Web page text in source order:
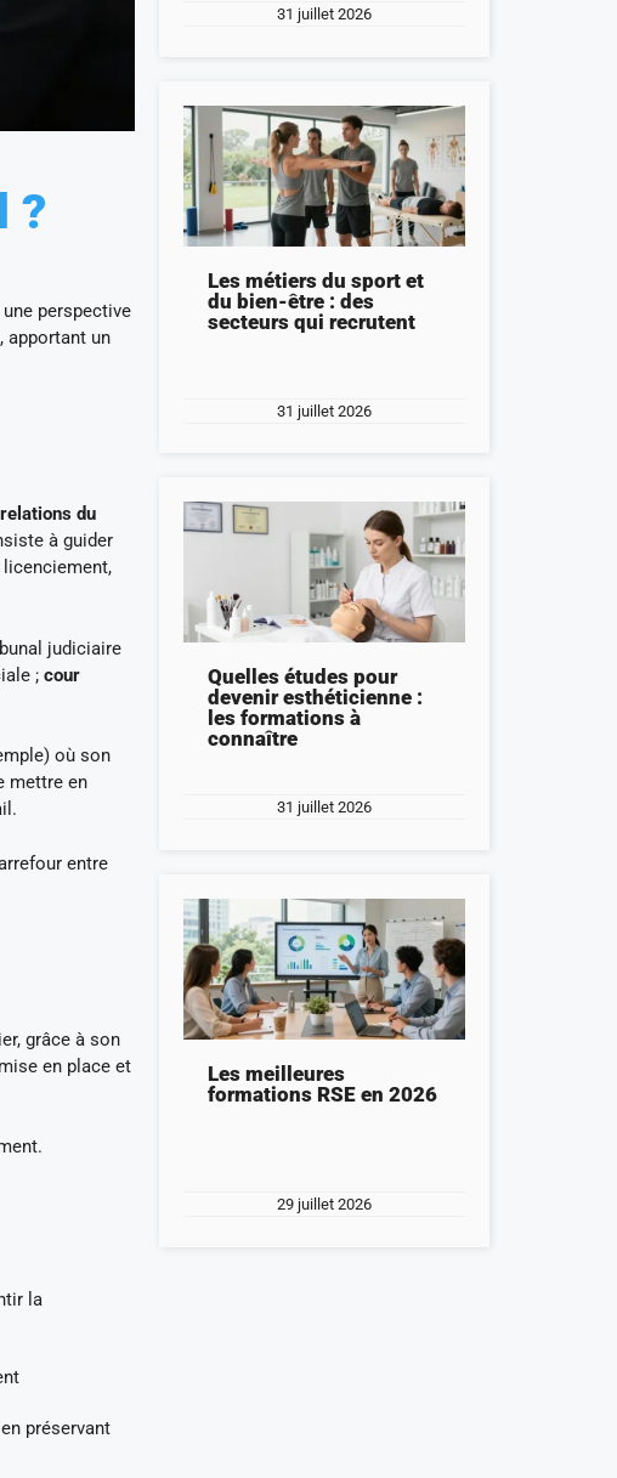
?
perspective
apportant un
relations du
à guider
judiciaire
; cour
où son
mettre en
entre
grâce à son
en place et
la
préservant
31 juillet 2026
Les métiers du sport et
du bien-être : des
secteurs qui recrutent
31 juillet 2026
Quelles études pour
devenir esthéticienne :
les formations à
connaître
31 juillet 2026
Les meilleures
formations RSE en 2026
29 juillet 2026